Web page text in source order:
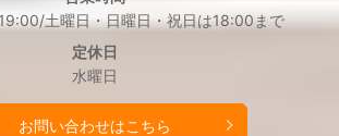
土曜日・日曜日・祝日は18:00まで
定休日
水曜日
お問い合わせはこちら